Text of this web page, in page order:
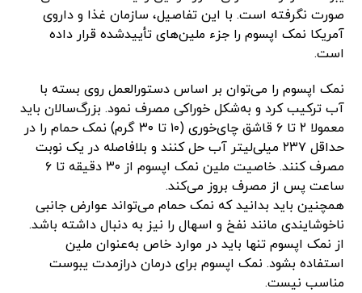
صورت نگرفته است. با این تفاصیل، سازمان غذا و داروی
آمریکا نمک اپسوم را جزء ملین‌های تأییدشده قرار داده
است.
نمک اپسوم را می‌توان بر اساس دستورالعمل روی بسته با
آب ترکیب کرد و به‌شکل خوراکی مصرف نمود. بزرگ‌سالان باید
معمولا ۲ تا ۶ قاشق چای‌خوری (۱۰ تا ۳۰ گرم) نمک حمام را در
حداقل ۲۳۷ میلی‌لیتر آب حل کنند و بلافاصله در یک نوبت
مصرف کنند. خاصیت ملین نمک اپسوم از ۳۰ دقیقه تا ۶
ساعت پس از مصرف بروز می‌کند.
همچنین باید بدانید که نمک حمام می‌تواند عوارض جانبی
ناخوشایندی مانند نفخ و اسهال را نیز به‌ دنبال داشته باشد.
از نمک اپسوم تنها باید در موارد خاص به‌عنوان ملین
استفاده بشود. نمک اپسوم برای درمان درازمدت یبوست
مناسب نیست.